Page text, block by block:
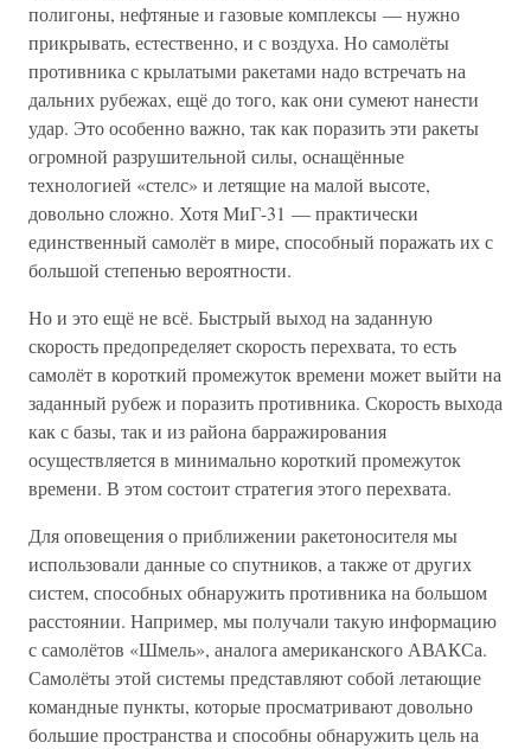
полигоны, нефтяные и газовые комплексы — нужно
прикрывать, естественно, и с воздуха. Но самолёты
противника с крылатыми ракетами надо встречать на
дальних рубежах, ещё до того, как они сумеют нанести
удар. Это особенно важно, так как поразить эти ракеты
огромной разрушительной силы, оснащённые
технологией «стелс» и летящие на малой высоте,
довольно сложно. Хотя МиГ-31 — практически
единственный самолёт в мире, способный поражать их с
большой степенью вероятности.
Но и это ещё не всё. Быстрый выход на заданную
скорость предопределяет скорость перехвата, то есть
самолёт в короткий промежуток времени может выйти на
заданный рубеж и поразить противника. Скорость выхода
как с базы, так и из района барражирования
осуществляется в минимально короткий промежуток
времени. В этом состоит стратегия этого перехвата.
Для оповещения о приближении ракетоносителя мы
использовали данные со спутников, а также от других
систем, способных обнаружить противника на большом
расстоянии. Например, мы получали такую информацию
с самолётов «Шмель», аналога американского АВАКСа.
Самолёты этой системы представляют собой летающие
командные пункты, которые просматривают довольно
большие пространства и способны обнаружить цель на